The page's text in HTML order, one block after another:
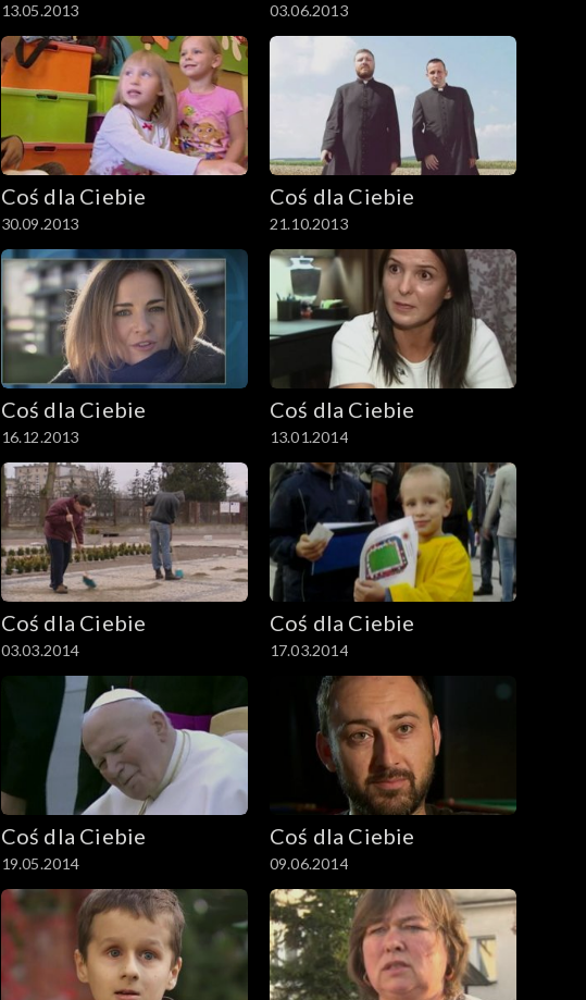
13.05.2013 03.06.2013
Coś dla Ciebie
30.09.2013
Coś dla Ciebie
21.10.2013
Coś dla Ciebie
16.12.2013
Coś dla Ciebie
13.01.2014
Coś dla Ciebie
03.03.2014
Coś dla Ciebie
17.03.2014
Coś dla Ciebie
19.05.2014
Coś dla Ciebie
09.06.2014